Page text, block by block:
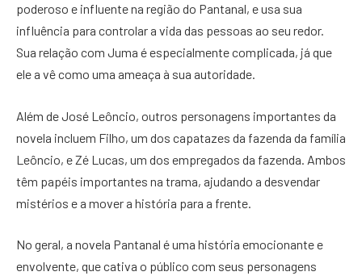
poderoso e influente na região do Pantanal, e usa sua
influência para controlar a vida das pessoas ao seu redor.
Sua relação com Juma é especialmente complicada, já que
ele a vê como uma ameaça à sua autoridade.
Além de José Leôncio, outros personagens importantes da
novela incluem Filho, um dos capatazes da fazenda da família
Leôncio, e Zé Lucas, um dos empregados da fazenda. Ambos
têm papéis importantes na trama, ajudando a desvendar
mistérios e a mover a história para a frente.
No geral, a novela Pantanal é uma história emocionante e
envolvente, que cativa o público com seus personagens